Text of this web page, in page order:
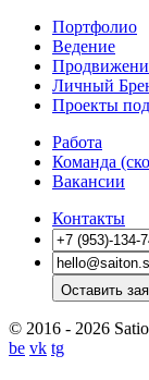
Портфолио
Ведение
Личный
Проекты
Работа
Команда
Вакансии
Контакты
Оставить
© 2016 - 2026
be vk tg